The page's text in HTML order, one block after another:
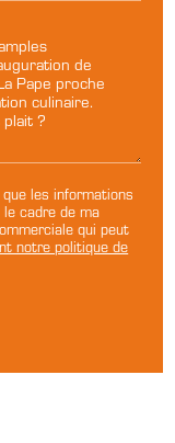
les informations
le cadre de ma
qui peut
notre politique de